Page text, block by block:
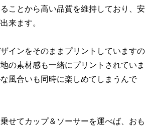
ことから高い品質を維持しており、安
来ます。
インをそのままプリントしていますの
の素材感も一緒にプリントされていま
風合いも同時に楽しめてしまうんで
せてカップ＆ソーサーを運べば、おも